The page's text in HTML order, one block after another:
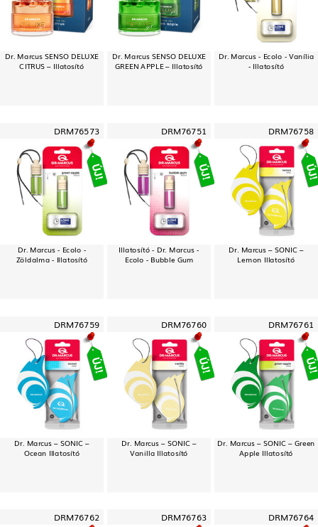
Dr. Marcus SENSO DELUXE
CITRUS – Illatosító
Dr. Marcus SENSO DELUXE
GREEN APPLE – Illatosító
Dr. Marcus - Ecolo - Vanília
- Illatosító
DRM76573
Dr. Marcus - Ecolo -
Zöldalma - Illatosító
DRM76751
Illatosító - Dr. Marcus -
Ecolo - Bubble Gum
DRM76758
Dr. Marcus – SONIC –
Lemon Illatosító
DRM76759
Dr. Marcus – SONIC –
Ocean Illatosító
DRM76760
Dr. Marcus – SONIC –
Vanilla Illatosító
DRM76761
Dr. Marcus – SONIC – Green
Apple Illatosító
DRM76762 DRM76763 DRM76764